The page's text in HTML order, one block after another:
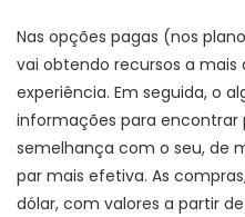
Nas opções pagas (nos
vai obtendo recursos a
experiência. Em seguida, o
informações para encontrar
semelhança com o seu, de
par mais efetiva. As
dólar, com valores a partir